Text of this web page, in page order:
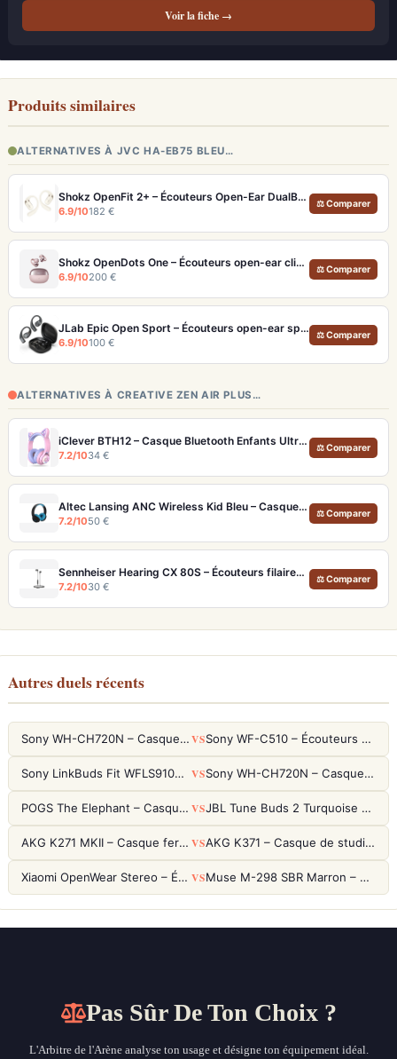
Voir la fiche →
Produits similaires
ALTERNATIVES À JVC HA-EB75 BLEU…
Shokz OpenFit 2+ – Écouteurs Open-Ear DualBoost avec son spatial Dolby
6.9/10182 €
⚖ Comparer
Shokz OpenDots One – Écouteurs open-ear clip-on 6,5g avec basses Bassphere™
6.9/10200 €
⚖ Comparer
JLab Epic Open Sport – Écouteurs open-ear sport avec 30h d'autonomie
6.9/10100 €
⚖ Comparer
ALTERNATIVES À CREATIVE ZEN AIR PLUS…
iClever BTH12 – Casque Bluetooth Enfants Ultra-Longue Autonomie (85h), 3 Modes Volume et LEDs
7.2/1034 €
⚖ Comparer
Altec Lansing ANC Wireless Kid Bleu – Casque enfant sécurisé 85 dB
7.2/1050 €
⚖ Comparer
Sennheiser Hearing CX 80S – Écouteurs filaires confort et son équilibré
7.2/1030 €
⚖ Comparer
Autres duels récents
Sony WH-CH720N – Casque ANC 35h, Ultra-léger (192g) avec Processeur V1 VS Sony WF-C510 – Écouteurs True Wireless compacts, autonomie 22h et multipoint
Sony LinkBuds Fit WFLS910NW Blanc – Écouteurs Sport Ailes ANC VS Sony WH-CH720N – Casque ANC 35h, Ultra-léger (192g) avec Processeur V1
POGS The Elephant – Casque Filaire Enfants 85dB POGS-Safe™ (Éco-Responsable) VS JBL Tune Buds 2 Turquoise – Écouteurs True Wireless avec ANC et autonomie 48h
AKG K271 MKII – Casque fermé studio fiable pour une écoute neutre VS AKG K371 – Casque de studio fermé 50mm titane, réponse 5Hz-50kHz
Xiaomi OpenWear Stereo – Écouteurs Open-Ear Hi-Res avec réduction de fuite sonore VS Muse M-298 SBR Marron – Casque Bluetooth ANC avec 66h d'autonomie
Pas Sûr De Ton Choix ?
L'Arbitre de l'Arène analyse ton usage et désigne ton équipement idéal.